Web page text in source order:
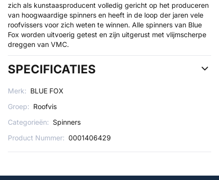
zich als kunstaasproducent volledig gericht op het produceren
van hoogwaardige spinners en heeft in de loop der jaren vele
roofvissers voor zich weten te winnen. Alle spinners van Blue
Fox worden uitvoerig getest en zijn uitgerust met vlijmscherpe
dreggen van VMC.
SPECIFICATIES
Merk: BLUE FOX
Groep: Roofvis
Categorieën: Spinners
Product Nummer: 0001406429